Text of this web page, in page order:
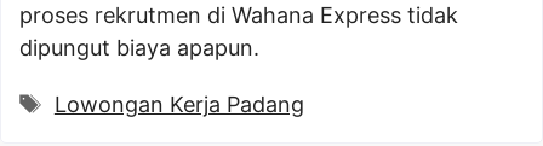
proses rekrutmen di Wahana Express tidak
dipungut biaya apapun.
Tags
Lowongan Kerja Padang